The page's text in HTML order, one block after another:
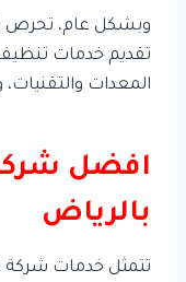
وبشكل عام، تحرص
تقديم خدمات
المعدات
افضل
بالرياض
تتمثل خدمات شركة